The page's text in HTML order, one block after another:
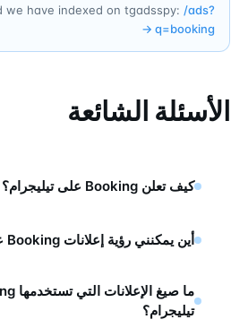
we have indexed on tgadsspy: /ads?
q=booking
→
الأسئلة الشائعة
كيف تعلن Booking على تيليجرام؟
أين يمكنني رؤية إعلانات Booking على تيليجرام؟
تيليجرام؟